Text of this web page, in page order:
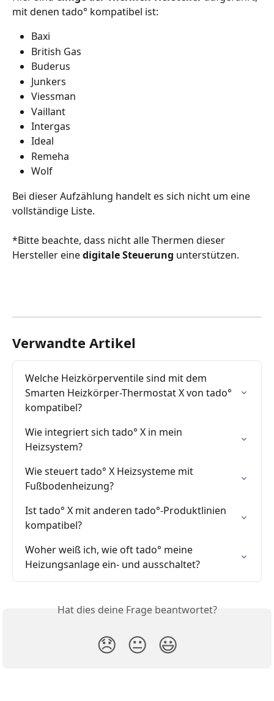
mit denen tado° kompatibel ist:
Baxi
British Gas
Buderus
Junkers
Viessman
Vaillant
Intergas
Ideal
Remeha
Wolf
Bei dieser Aufzählung handelt es sich nicht um eine
vollständige Liste.
*Bitte beachte, dass nicht alle Thermen dieser
Hersteller eine digitale Steuerung unterstützen.
Verwandte Artikel
Welche Heizkörperventile sind mit dem
Smarten Heizkörper-Thermostat X von tado°
kompatibel?
Wie integriert sich tado° X in mein
Heizsystem?
Wie steuert tado° X Heizsysteme mit
Fußbodenheizung?
Ist tado° X mit anderen tado°-Produktlinien
kompatibel?
Woher weiß ich, wie oft tado° meine
Heizungsanlage ein- und ausschaltet?
Hat dies deine Frage beantwortet?
😞 😐 😃